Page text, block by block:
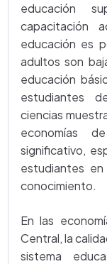
educación
capacitación
educación es
adultos son
educación
estudiantes
ciencias
economías
significativo,
estudiantes
conocimiento.
En las
Central, la
sistema